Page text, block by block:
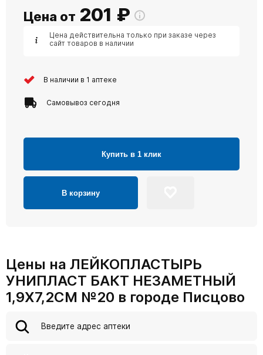
Цена от 201 ₽
Цена действительна только при заказе через
сайт товаров в наличии
В наличии в 1 аптеке
Самовывоз сегодня
Купить в 1 клик
В корзину
Цены на ЛЕЙКОПЛАСТЫРЬ
УНИПЛАСТ БАКТ НЕЗАМЕТНЫЙ
1,9Х7,2СМ №20 в городе Писцово